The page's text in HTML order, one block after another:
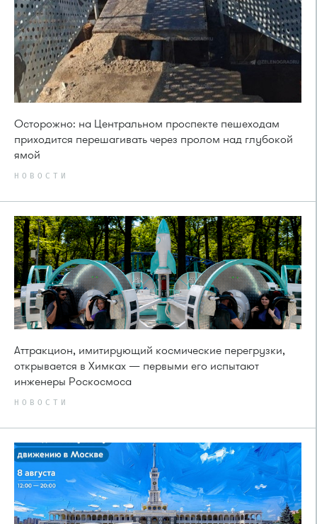
Осторожно: на Центральном проспекте пешеходам
приходится перешагивать через пролом над глубокой
ямой
НОВОСТИ
Аттракцион, имитирующий космические перегрузки,
открывается в Химках — первыми его испытают
инженеры Роскосмоса
НОВОСТИ